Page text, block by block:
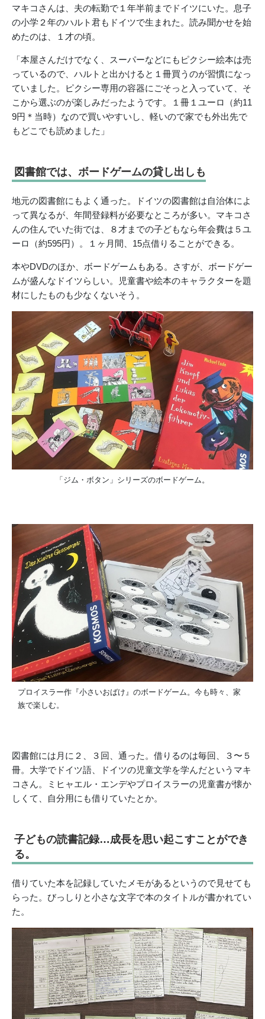
マキコさんは、夫の転勤で１年半前までドイツにいた。息子
の小学２年のハルト君もドイツで生まれた。読み聞かせを始
めたのは、１才の頃。
「本屋さんだけでなく、スーパーなどにもピクシー絵本は売
っているので、ハルトと出かけると１冊買うのが習慣になっ
ていました。ピクシー専用の容器にごそっと入っていて、そ
こから選ぶのが楽しみだったようです。１冊１ユーロ（約11
9円＊当時）なので買いやすいし、軽いので家でも外出先で
もどこでも読めました」
図書館では、ボードゲームの貸し出しも
地元の図書館にもよく通った。ドイツの図書館は自治体によ
って異なるが、年間登録料が必要なところが多い。マキコさ
んの住んでいた街では、８才までの子どもなら年会費は５ユ
ーロ（約595円）。１ヶ月間、15点借りることができる。
本やDVDのほか、ボードゲームもある。さすが、ボードゲー
ムが盛んなドイツらしい。児童書や絵本のキャラクターを題
材にしたものも少なくないそう。
「ジム・ボタン」シリーズのボードゲーム。
プロイスラー作『小さいおばけ』のボードゲーム。今も時々、家
族で楽しむ。
図書館には月に２、３回、通った。借りるのは毎回、３〜５
冊。大学でドイツ語、ドイツの児童文学を学んだというマキ
コさん。ミヒャエル・エンデやプロイスラーの児童書が懐か
しくて、自分用にも借りていたとか。
子どもの読書記録…成長を思い起こすことができ
る。
借りていた本を記録していたメモがあるというので見せても
らった。びっしりと小さな文字で本のタイトルが書かれてい
た。